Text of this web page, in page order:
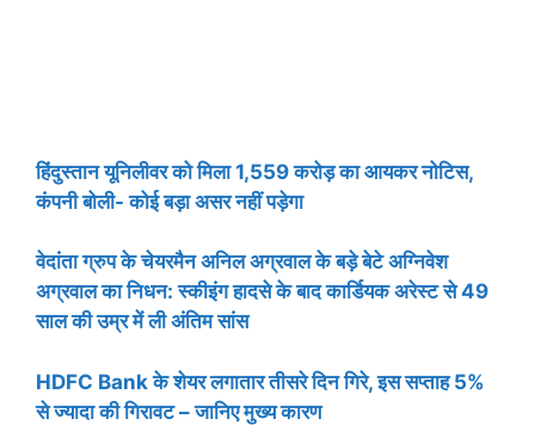
हिंदुस्तान यूनिलीवर को मिला 1,559 करोड़ का आयकर नोटिस,
कंपनी बोली- कोई बड़ा असर नहीं पड़ेगा
वेदांता ग्रुप के चेयरमैन अनिल अग्रवाल के बड़े बेटे अग्निवेश
अग्रवाल का निधन: स्कीइंग हादसे के बाद कार्डियक अरेस्ट से 49
साल की उम्र में ली अंतिम सांस
HDFC Bank के शेयर लगातार तीसरे दिन गिरे, इस सप्ताह 5%
से ज्यादा की गिरावट – जानिए मुख्य कारण